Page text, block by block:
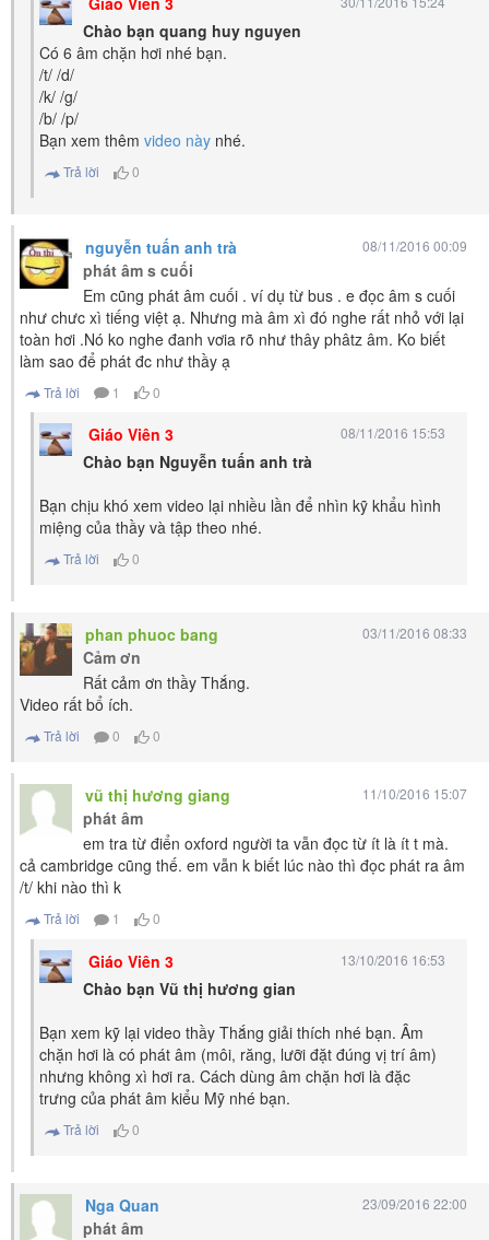
Chào bạn quang huy nguyen
Có 6 âm chặn hơi nhé bạn.
/t/ /d/
/k/ /g/
/b/ /p/
Bạn xem thêm video này nhé.
Trả lời 0
nguyễn tuấn anh trà 08/11/2016 00:09
phát âm s cuối
Em cũng phát âm cuối . ví dụ từ bus . e đọc âm s cuối
như chưc xì tiếng việt ạ. Nhưng mà âm xì đó nghe rất nhỏ với lại
toàn hơi .Nó ko nghe đanh vơia rõ như thây phâtz âm. Ko biết
làm sao để phát đc như thầy ạ
Trả lời 1 0
Giáo Viên 3 08/11/2016 15:53
Chào bạn Nguyễn tuấn anh trà
Bạn chịu khó xem video lại nhiều lần để nhìn kỹ khẩu hình
miệng của thầy và tập theo nhé.
Trả lời 0
phan phuoc bang 03/11/2016 08:33
Cảm ơn
Rất cảm ơn thầy Thắng.
Video rất bổ ích.
Trả lời 0 0
vũ thị hương giang 11/10/2016 15:07
phát âm
em tra từ điển oxford người ta vẫn đọc từ ít là ít t mà.
cả cambridge cũng thế. em vẫn k biết lúc nào thì đọc phát ra âm
/t/ khi nào thì k
Trả lời 1 0
Giáo Viên 3 13/10/2016 16:53
Chào bạn Vũ thị hương gian
Bạn xem kỹ lại video thầy Thắng giải thích nhé bạn. Âm
chặn hơi là có phát âm (môi, răng, lưỡi đặt đúng vị trí âm)
nhưng không xì hơi ra. Cách dùng âm chặn hơi là đặc
trưng của phát âm kiểu Mỹ nhé bạn.
Trả lời 0
Nga Quan 23/09/2016 22:00
phát âm